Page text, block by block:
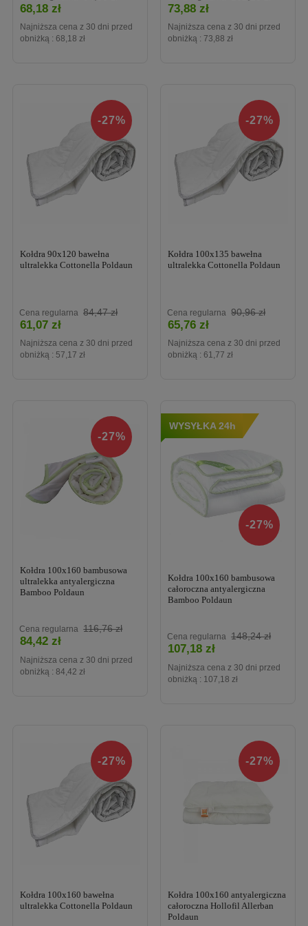
Posiadają certyfikaty wg Oeko-Tex Standard 100 kl. I, co
oznacza, że produkt jest bezpieczny dla dzieci i niemowląt, a
ponadto ekologiczny. Włókna bambusowe ulegają w pełni
100*160 cm. Pasują idealnie do dostępnych w naszym sklepie
poszewek. Polecamy też ultralekkie kołderki podróżne dla dzieci,
dzięki którym maluch będzie miał swoją ulubiona kołderkę
zawsze przy sobie.
68,18 zł
Najniższa cena z 30 dni przed
obniżką : 68,18 zł
73,88 zł
Najniższa cena z 30 dni przed
obniżką : 73,88 zł
Kołdra 90x120 bawełna
ultralekka Cottonella Poldaun
Cena regularna 84,47 zł
-27%
61,07 zł
Najniższa cena z 30 dni przed
obniżką : 57,17 zł
Kołdra 100x135 bawełna
ultralekka Cottonella Poldaun
Cena regularna 90,96 zł
-27%
65,76 zł
Najniższa cena z 30 dni przed
obniżką : 61,77 zł
Kołdra 100x160 bambusowa
ultralekka antyalergiczna
Bamboo Poldaun
Cena regularna 116,76 zł
-27%
84,42 zł
Najniższa cena z 30 dni przed
obniżką : 84,42 zł
WYSYŁKA 24h
Kołdra 100x160 bambusowa
całoroczna antyalergiczna
Bamboo Poldaun
Cena regularna 148,24 zł
-27%
107,18 zł
Najniższa cena z 30 dni przed
obniżką : 107,18 zł
Kołdra 100x160 bawełna
ultralekka Cottonella Poldaun
-27%
Kołdra 100x160 antyalergiczna
całoroczna Hollofil Allerban
Poldaun
-27%